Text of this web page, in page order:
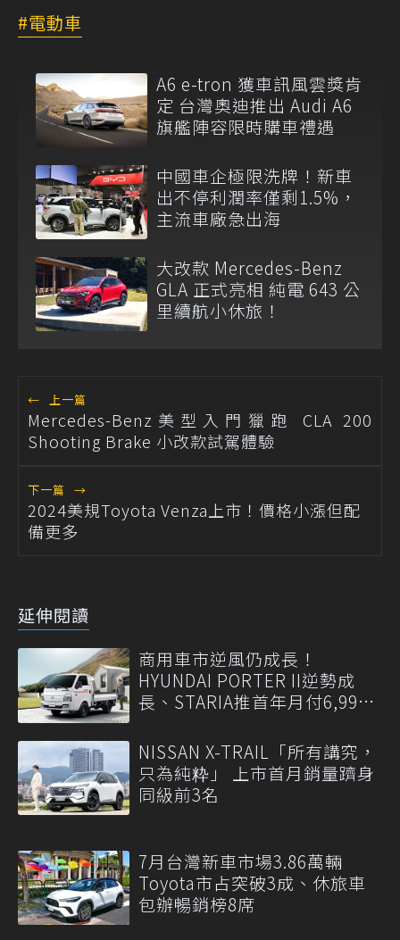
電動車
A6 e-tron 獲車訊風雲獎肯
定 台灣奧迪推出 Audi A6
旗艦陣容限時購車禮遇
中國車企極限洗牌！新車
出不停利潤率僅剩1.5%，
主流車廠急出海
大改款 Mercedes-Benz
GLA 正式亮相 純電 643 公
里續航小休旅！
← 上一篇
Mercedes-Benz美型入門獵跑 CLA 200
Shooting Brake 小改款試駕體驗
下一篇 →
2024美規Toyota Venza上市！價格小漲但配
備更多
延伸閱讀
商用車市逆風仍成長！
HYUNDAI PORTER II逆勢成
長、STARIA推首年月付6,999
NISSAN X-TRAIL「所有講究，
只為純粋」 上市首月銷量躋身
同級前3名
7月台灣新車市場3.86萬輛
Toyota市占突破3成、休旅車
包辦暢銷榜8席